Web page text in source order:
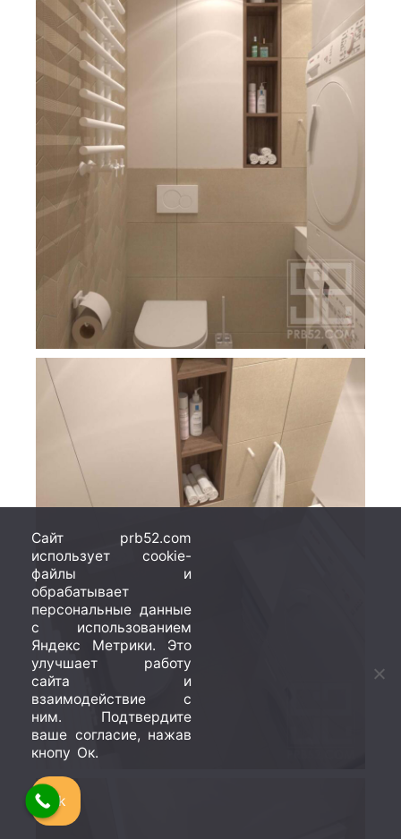
Сайт prb52.com
использует cookie-
файлы и
обрабатывает
персональные данные
с использованием
Яндекс Метрики. Это
улучшает работу
сайта и
взаимодействие с
ним. Подтвердите
ваше согласие, нажав
кнопу Ок.
Ok